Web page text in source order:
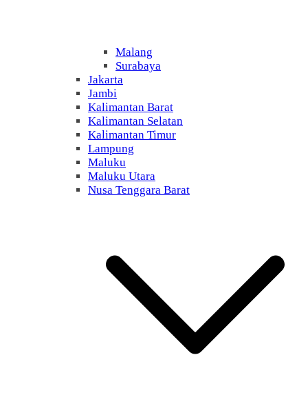
Malang
Surabaya
Jakarta
Jambi
Kalimantan Barat
Kalimantan Selatan
Kalimantan Timur
Lampung
Maluku
Maluku Utara
Nusa Tenggara Barat